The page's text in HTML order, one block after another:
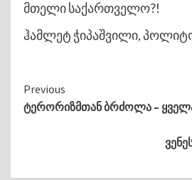
მთელი საქართველო?!
ჰამლეტ ჭიპაშვილი,
Continue
Reading
Previous
ტერორიზმთან ბრძოლა –